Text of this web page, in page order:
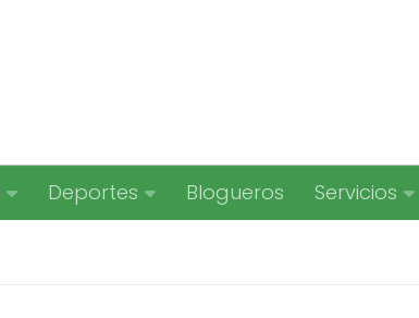
Deportes Blogueros Servicios